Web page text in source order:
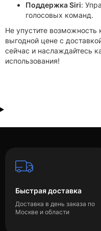
Поддержка Siri:
голосовых команд.
Не упустите возможность
выгодной цене с
сейчас и наслаждайтесь
использования!
Быстрая доставка
Доставка в день заказа по
Москве и области